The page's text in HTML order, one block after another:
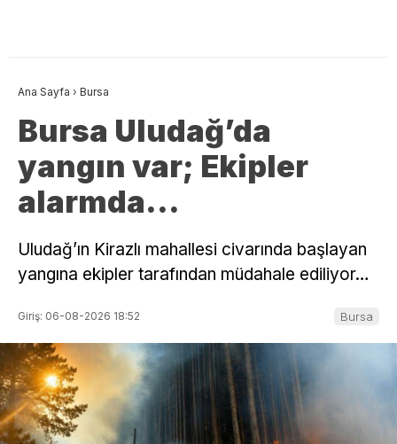
Ana Sayfa › Bursa
Bursa Uludağ’da
yangın var; Ekipler
alarmda…
Uludağ’ın Kirazlı mahallesi civarında başlayan
yangına ekipler tarafından müdahale ediliyor…
Giriş: 06-08-2026 18:52 Bursa